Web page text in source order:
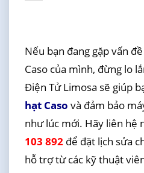
Nếu bạn đang gặp vấn
Caso của mình, đừng lo
Điện Tử Limosa sẽ giúp
hạt Caso và đảm bảo
như lúc mới. Hãy liên hệ
103 892để đặt lịch sửa
hỗ trợ từ các kỹ thuật